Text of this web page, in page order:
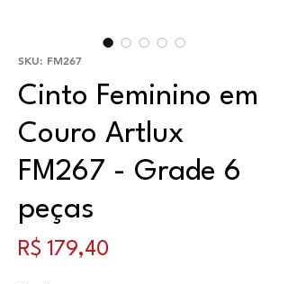
SKU: FM267
Cinto Feminino em
Couro Artlux
FM267 - Grade 6
peças
R$ 179,40